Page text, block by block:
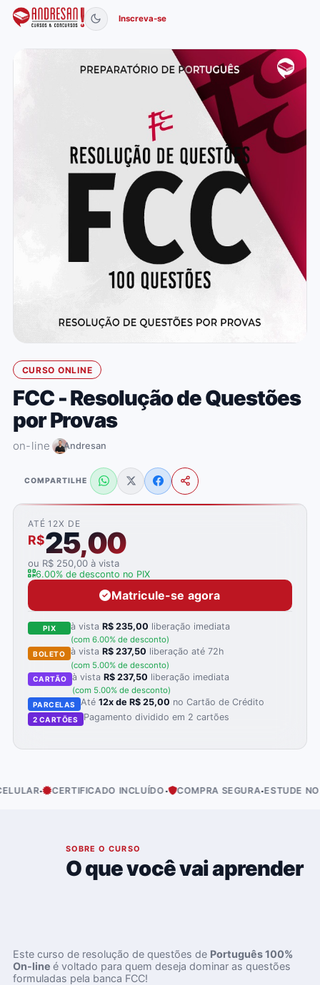
Inscreva-se
CURSO ONLINE
FCC - Resolução de Questões
por Provas
on-line Andresan
COMPARTILHE
ATÉ 12X DE
R$25,00
ou R$ 250,00 à vista
6.00% de desconto no PIX
Matricule-se agora
PIX à vistaR$ 235,00 liberação imediata
(com 6.00% de desconto)
BOLETO à vistaR$ 237,50 liberação até 72h
(com 5.00% de desconto)
CARTÃO à vista R$ 237,50 liberação imediata
(com 5.00% de desconto)
PARCELAS Até12x de R$ 25,00 no Cartão de Crédito
2 CARTÕES Pagamento dividido em 2 cartões
· CERTIFICADO INCLUÍDO· COMPRA SEGURA·ESTUDE NO
SOBRE O CURSO
O que você vai aprender
Este curso de resolução de questões de Português 100%
On-line é voltado para quem deseja dominar as questões
formuladas pela banca FCC!